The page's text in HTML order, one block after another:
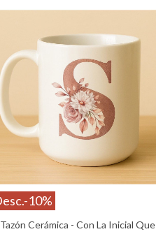
-10%
Añadir Al Carrito
Tazón Cerámica - Con La Inicial Que